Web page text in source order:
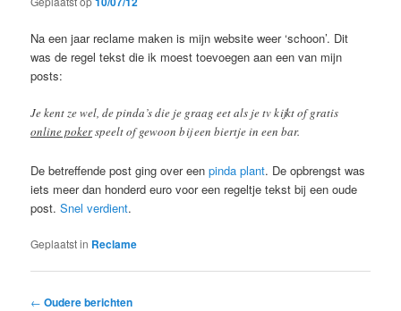
Na een jaar reclame maken is mijn website weer ‘schoon’. Dit
was de regel tekst die ik moest toevoegen aan een van mijn
posts:
Je kent ze wel, de pinda’s die je graag eet als je tv kijkt of gratis
online pokerspeelt of gewoon bij een biertje in een bar.
De betreffende post ging over eenpinda plant. De opbrengst was
iets meer dan honderd euro voor een regeltje tekst bij een oude
post.Snel verdient.
Geplaatst in Reclame
Bericht
← Oudere berichten